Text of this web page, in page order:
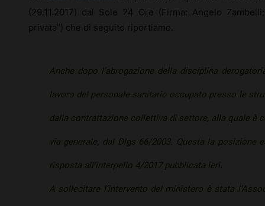
(29.11.2017) dal Sole 24 Ore (Firma: Angelo
privata”) che di seguito riportiamo.
Anche dopo l’abrogazione della disciplina
lavoro del personale sanitario occupato presso le
dalla contrattazione collettiva di settore, alla quale è
via generale, dal Dlgs 66/2003. Questa la posizione
risposta all’interpello 4/2017 pubblicata ieri.
A sollecitare l’intervento del ministero è stata